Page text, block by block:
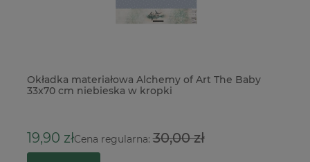
Okładka materiałowa Alchemy of Art The Baby
33x70 cm niebieska w kropki
19,90 złCena regularna:30,00 zł